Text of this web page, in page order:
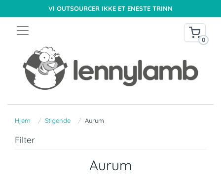
VI OUTSOURCER IKKE ET ENESTE TRINN
0
Hjem Stigende Aurum
Filter
Aurum